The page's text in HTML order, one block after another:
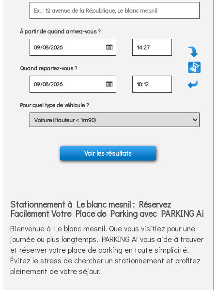
À partir de quand arrivez-vous ?
Quand repartez-vous ?
Pour quel type de véhicule ?
Stationnement à Le blanc mesnil : Réservez
Facilement Votre Place de Parking avec PARKING Ai
Bienvenue à Le blanc mesnil. Que vous visitiez pour une
journée ou plus longtemps, PARKING Ai vous aide à trouver
et réserver votre place de parking en toute simplicité.
Évitez le stress de chercher un stationnement et profitez
pleinement de votre séjour.